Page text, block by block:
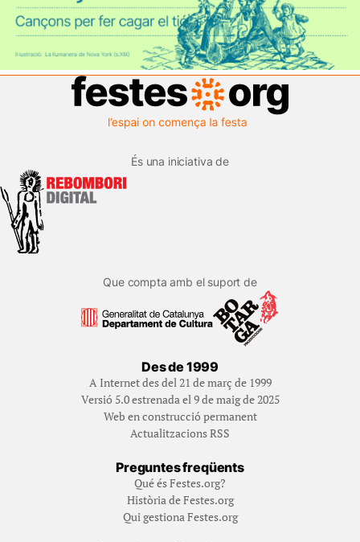
És una iniciativa de
Que compta amb el suport de
Des de 1999
A Internet des del 21 de març de 1999
Versió 5.0 estrenada el 9 de maig de 2025
Web en construcció permanent
Actualitzacions RSS
Preguntes freqüents
Qué és Festes.org?
Història de Festes.org
Qui gestiona Festes.org